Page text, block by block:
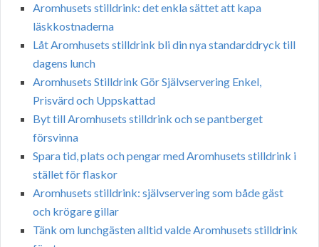
Aromhusets stilldrink: det enkla sättet att kapa
läskkostnaderna
Låt Aromhusets stilldrink bli din nya standarddryck till
dagens lunch
Aromhusets Stilldrink Gör Självservering Enkel,
Prisvärd och Uppskattad
Byt till Aromhusets stilldrink och se pantberget
försvinna
Spara tid, plats och pengar med Aromhusets stilldrink i
stället för flaskor
Aromhusets stilldrink: självservering som både gäst
och krögare gillar
Tänk om lunchgästen alltid valde Aromhusets stilldrink